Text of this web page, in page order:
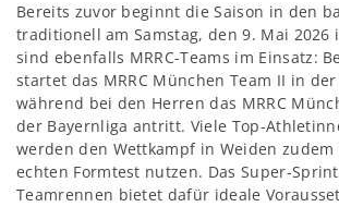
Bereits zuvor beginnt die Saison in den
traditionell am Samstag, den 9. Mai 2026
sind ebenfalls MRRC-Teams im Einsatz:
startet das MRRC München Team II in
während bei den Herren das MRRC
der Bayernliga antritt. Viele Top-
werden den Wettkampf in Weiden
echten Formtest nutzen. Das Super-
Teamrennen bietet dafür ideale